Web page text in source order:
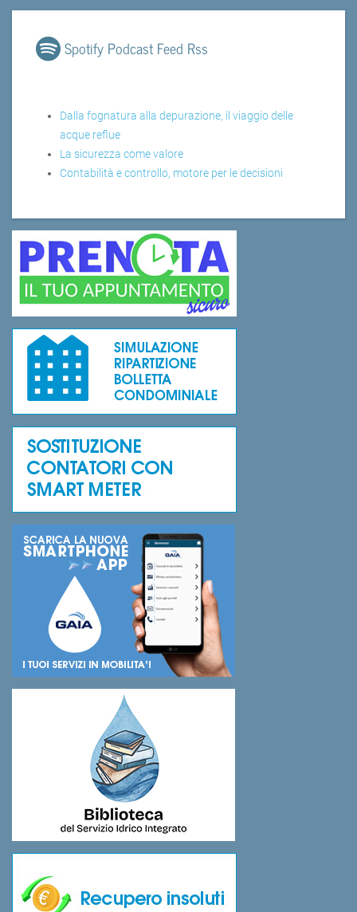
Spotify Podcast Feed Rss
Dalla fognatura alla depurazione, il viaggio delle
acque reflue
La sicurezza come valore
Contabilità e controllo, motore per le decisioni